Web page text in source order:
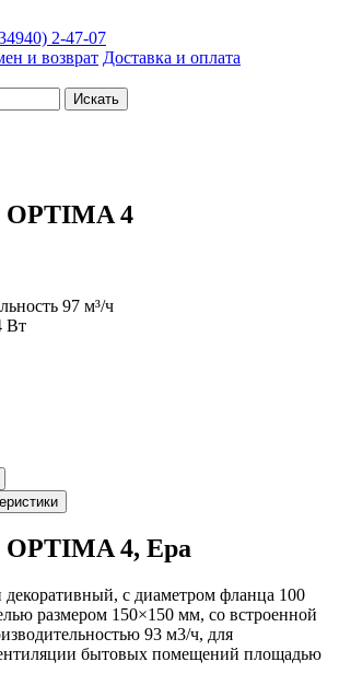
2-47-07
и возврат Доставка и оплата
Искать
OPTIMA 4
97 м³/ч
Вт
OPTIMA 4, Ера
декоративный, с диаметром фланца 100
размером 150×150 мм, со встроенной
93 м3/ч, для
бытовых помещений площадью